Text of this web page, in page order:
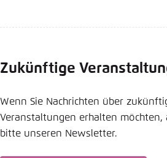
Zukünftige
Wenn Sie Nachrichten über
Veranstaltungen erhalten möchten,
bitte unseren Newsletter.